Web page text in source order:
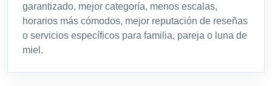
garantizado, mejor categoría, menos escalas,
horarios más cómodos, mejor reputación de reseñas
o servicios específicos para familia, pareja o luna de
miel.